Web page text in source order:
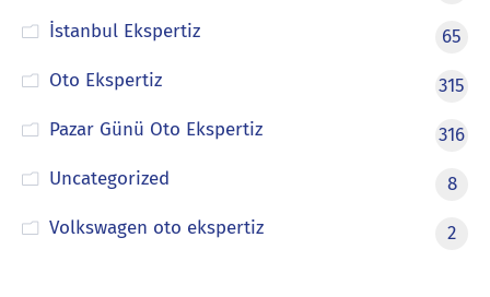
İstanbul Ekspertiz
65
Oto Ekspertiz
315
Pazar Günü Oto Ekspertiz
316
Uncategorized
8
Volkswagen oto ekspertiz
2